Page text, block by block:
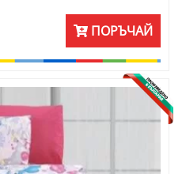
ПОРЪЧАЙ